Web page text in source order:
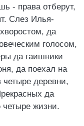
- права отберут,
Слез Илья-
да
голосом,
да гаишники
да поехал на
четыре деревни,
да
жизни.